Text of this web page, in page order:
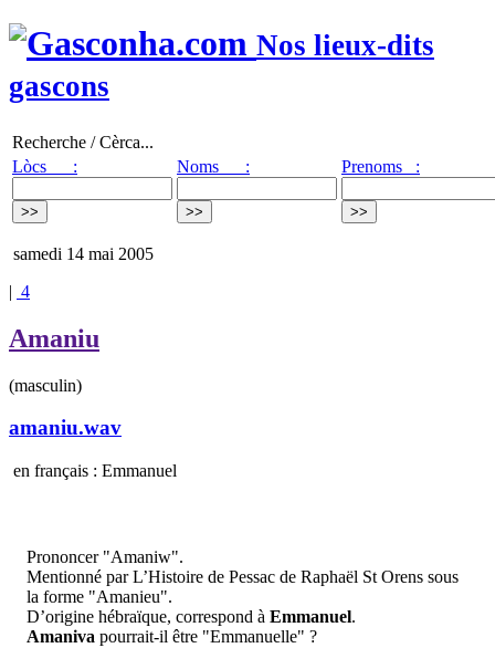
Nos lieux-dits
gascons
Recherche / Cèrca...
Lòcs :
Noms : Prenoms :
samedi 14 mai 2005
| 4
Amaniu
(masculin)
amaniu.wav
en français : Emmanuel
Prononcer "Amaniw".
Mentionné par L’Histoire de Pessac de Raphaël St Orens sous
la forme "Amanieu".
D’origine hébraïque, correspond à Emmanuel.
Amaniva pourrait-il être "Emmanuelle" ?